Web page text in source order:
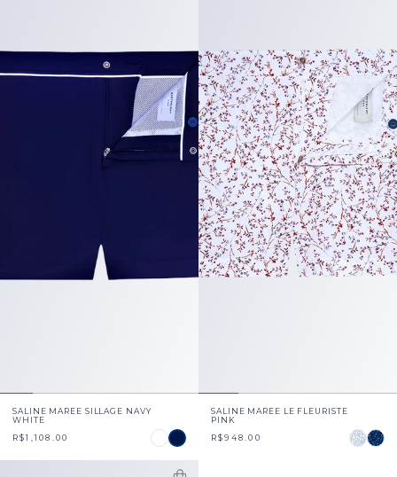
SALINE MAREE SILLAGE NAVY
WHITE
R$1,108.00
SALINE MAREE LE FLEURISTE
PINK
R$948.00